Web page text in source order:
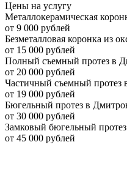
Цены на услугу
Металлокерамическая
от 9 000 рублей
Безметалловая коронка из
от 15 000 рублей
Полный съемный протез в
от 20 000 рублей
Частичный съемный протез
от 19 000 рублей
Бюгельный протез в
от 30 000 рублей
Замковый бюгельный
от 45 000 рублей